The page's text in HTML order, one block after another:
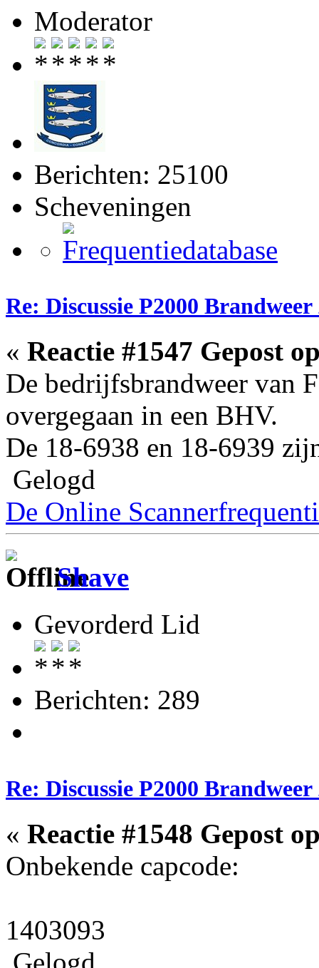
Moderator
Berichten: 25100
Scheveningen
Re: Discussie P2000
« Reactie #1547 Gepost
De bedrijfsbrandweer van
overgegaan in een BHV.
De 18-6938 en 18-6939
Gelogd
De Online
Shave
Gevorderd Lid
Berichten: 289
Re: Discussie P2000
« Reactie #1548 Gepost
Onbekende capcode:
1403093
Gelogd